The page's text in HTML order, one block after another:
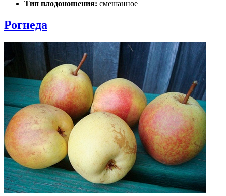
Тип плодоношения: смешанное
Рогнеда